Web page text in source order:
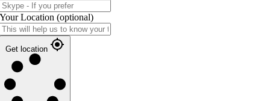
Your Location (optional)
Get location